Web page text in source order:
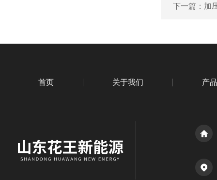
下一篇： 加
首页 关于我们 产